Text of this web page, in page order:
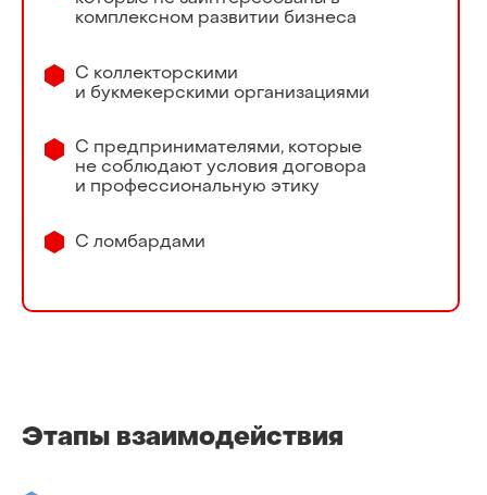
комплексном развитии бизнеса
С коллекторскими
и букмекерскими организациями
С предпринимателями, которые
не соблюдают условия договора
и профессиональную этику
С ломбардами
Этапы взаимодействия